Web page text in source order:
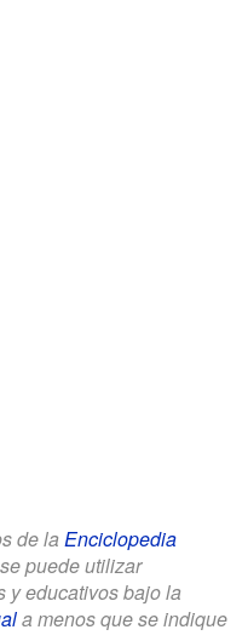
de la Enciclopedia
puede utilizar
y educativos bajo la
a menos que se indique